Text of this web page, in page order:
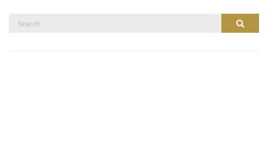
Search